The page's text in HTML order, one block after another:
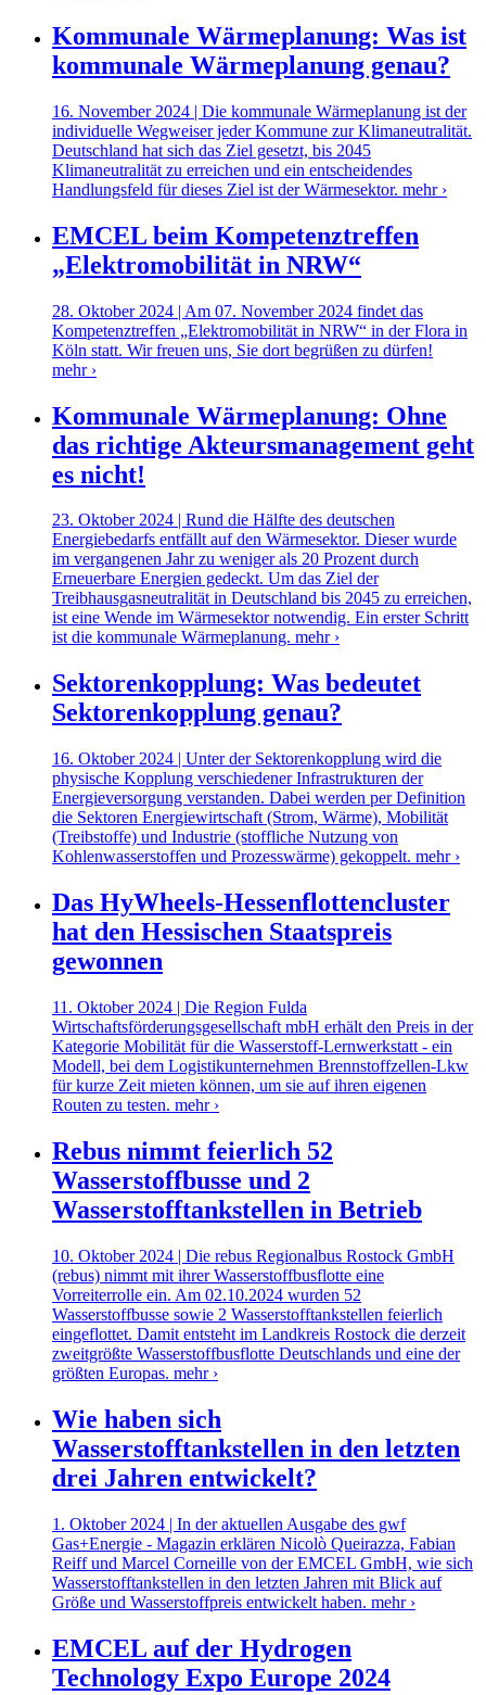
Kommunale Wärmeplanung: Was ist
kommunale Wärmeplanung genau?
16. November 2024 | Die kommunale Wärmeplanung ist der
individuelle Wegweiser jeder Kommune zur Klimaneutralität.
Deutschland hat sich das Ziel gesetzt, bis 2045
Klimaneutralität zu erreichen und ein entscheidendes
Handlungsfeld für dieses Ziel ist der Wärmesektor. mehr ›
EMCEL beim Kompetenztreffen
„Elektromobilität in NRW“
28. Oktober 2024 | Am 07. November 2024 findet das
Kompetenztreffen „Elektromobilität in NRW“ in der Flora in
Köln statt. Wir freuen uns, Sie dort begrüßen zu dürfen!
mehr ›
Kommunale Wärmeplanung: Ohne
das richtige Akteursmanagement geht
es nicht!
23. Oktober 2024 | Rund die Hälfte des deutschen
Energiebedarfs entfällt auf den Wärmesektor. Dieser wurde
im vergangenen Jahr zu weniger als 20 Prozent durch
Erneuerbare Energien gedeckt. Um das Ziel der
Treibhausgasneutralität in Deutschland bis 2045 zu erreichen,
ist eine Wende im Wärmesektor notwendig. Ein erster Schritt
ist die kommunale Wärmeplanung. mehr ›
Sektorenkopplung: Was bedeutet
Sektorenkopplung genau?
16. Oktober 2024 | Unter der Sektorenkopplung wird die
physische Kopplung verschiedener Infrastrukturen der
Energieversorgung verstanden. Dabei werden per Definition
die Sektoren Energiewirtschaft (Strom, Wärme), Mobilität
(Treibstoffe) und Industrie (stoffliche Nutzung von
Kohlenwasserstoffen und Prozesswärme) gekoppelt. mehr ›
Das HyWheels-Hessenflottencluster
hat den Hessischen Staatspreis
gewonnen
11. Oktober 2024 | Die Region Fulda
Wirtschaftsförderungsgesellschaft mbH erhält den Preis in der
Kategorie Mobilität für die Wasserstoff-Lernwerkstatt - ein
Modell, bei dem Logistikunternehmen Brennstoffzellen-Lkw
für kurze Zeit mieten können, um sie auf ihren eigenen
Routen zu testen. mehr ›
Rebus nimmt feierlich 52
Wasserstoffbusse und 2
Wasserstofftankstellen in Betrieb
10. Oktober 2024 | Die rebus Regionalbus Rostock GmbH
(rebus) nimmt mit ihrer Wasserstoffbusflotte eine
Vorreiterrolle ein. Am 02.10.2024 wurden 52
Wasserstoffbusse sowie 2 Wasserstofftankstellen feierlich
eingeflottet. Damit entsteht im Landkreis Rostock die derzeit
zweitgrößte Wasserstoffbusflotte Deutschlands und eine der
größten Europas. mehr ›
Wie haben sich
Wasserstofftankstellen in den letzten
drei Jahren entwickelt?
1. Oktober 2024 | In der aktuellen Ausgabe des gwf
Gas+Energie - Magazin erklären Nicolò Queirazza, Fabian
Reiff und Marcel Corneille von der EMCEL GmbH, wie sich
Wasserstofftankstellen in den letzten Jahren mit Blick auf
Größe und Wasserstoffpreis entwickelt haben. mehr ›
EMCEL auf der Hydrogen
Technology Expo Europe 2024